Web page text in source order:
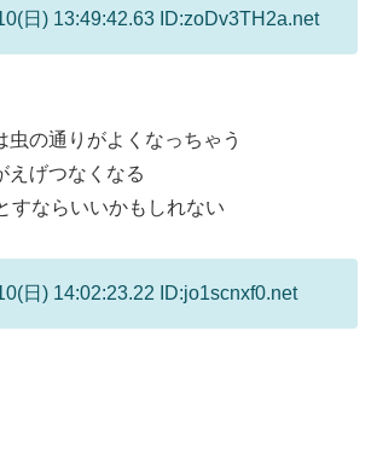
日) 13:49:42.63 ID:zoDv3TH2a.net
虫の通りがよくなっちゃう
えげつなくなる
すならいいかもしれない
日) 14:02:23.22 ID:jo1scnxf0.net